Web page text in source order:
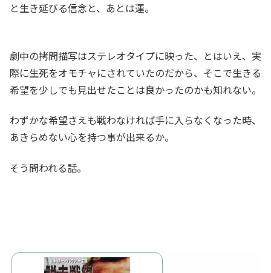
と生き延びる信念と、あとは運。
劇中の拷問描写はステレオタイプに映った、とはいえ、実
際に生死をオモチャにされていたのだから、そこで生きる
希望を少しでも見出せたことは良かったのかも知れない。
わずかな希望さえも戦わなければ手に入らなくなった時、
あきらめない心を持つ事が出来るか。
そう問われる話。